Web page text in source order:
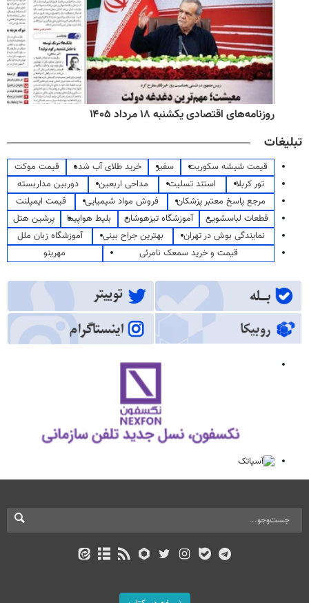
روزنامه‌های اقتصادی یکشنبه ۱۸ مرداد ۱۴۰۵
تبلیغات
قیمت شیشه سکوریت سفیر خرید طلای آب شده
قیمت موکت
تور کربلا
استند تسلیت مداحی اربعین
دوربین مداربسته
مرجع پاسخ معتبر پزشکان
فروش مواد شیمیایی
قیمت ایمپلنت
قطعات لباسشویی
آموزشگاه تیزهوشان بلیط هواپیما
پرشین هتل
نمایندگی بوش در تهران
بهترین جراح بینی
آموزشگاه زبان ملل
قیمت و خرید سمعک نامرئی
مهرینو